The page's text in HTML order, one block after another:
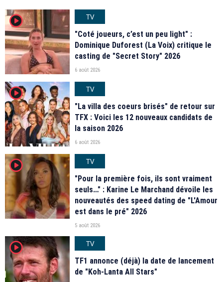
player2
TV
"Coté joueurs, c’est un peu light" :
Dominique Duforest (La Voix) critique le
casting de "Secret Story" 2026
6 août 2026
player2
TV
"La villa des coeurs brisés" de retour sur
TFX : Voici les 12 nouveaux candidats de
la saison 2026
6 août 2026
player2
TV
"Pour la première fois, ils sont vraiment
seuls…" : Karine Le Marchand dévoile les
nouveautés des speed dating de "L'Amour
est dans le pré" 2026
5 août 2026
player2
TV
TF1 annonce (déjà) la date de lancement
de "Koh-Lanta All Stars"